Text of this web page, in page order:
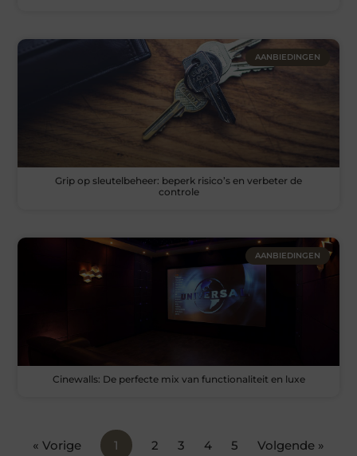
AANBIEDINGEN
Grip op sleutelbeheer: beperk risico’s en verbeter de
controle
AANBIEDINGEN
Cinewalls: De perfecte mix van functionaliteit en luxe
« Vorige 1 2 3 4 5 Volgende »